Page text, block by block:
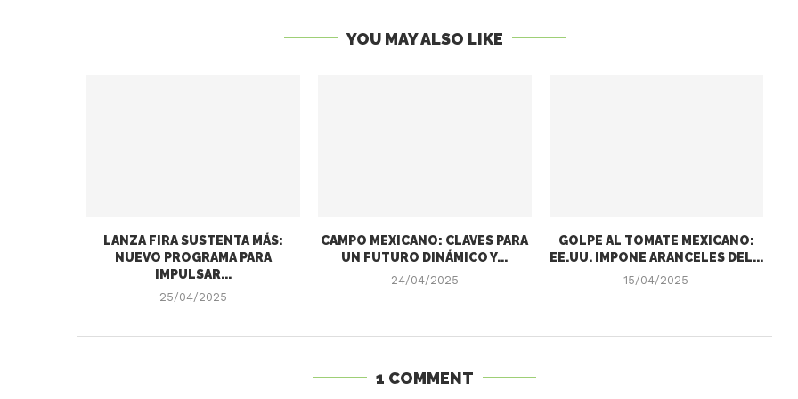
YOU MAY ALSO LIKE
LANZA FIRA SUSTENTA MÁS:
NUEVO PROGRAMA PARA
IMPULSAR...
25/04/2025
CAMPO MEXICANO: CLAVES PARA
UN FUTURO DINÁMICO Y...
24/04/2025
GOLPE AL TOMATE MEXICANO:
EE.UU. IMPONE ARANCELES DEL...
15/04/2025
1 COMMENT